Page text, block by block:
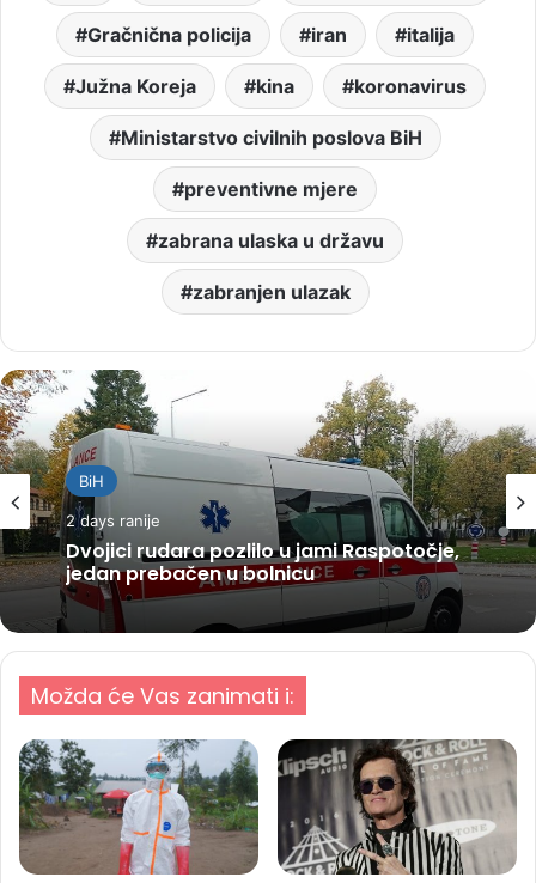
Gračnična policija iran italija
Južna Koreja kina koronavirus
Ministarstvo civilnih poslova BiH
preventivne mjere
zabrana ulaska u državu
zabranjen ulazak
BiH
2 days ranije
Dvojici rudara pozlilo u jami Raspotočje,
jedan prebačen u bolnicu
Možda će Vas zanimati i: